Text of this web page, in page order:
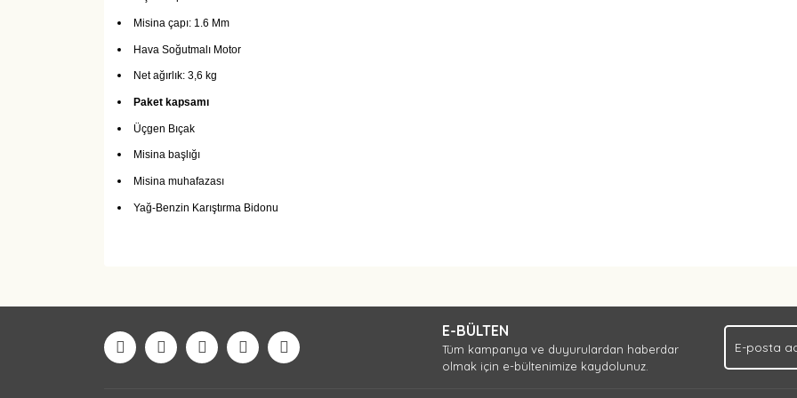
Misina çapı: 1.6 Mm
Hava Soğutmalı Motor
Net ağırlık: 3,6 kg
Paket kapsamı
Üçgen Bıçak
Misina başlığı
Misina muhafazası
Yağ-Benzin Karıştırma Bidonu
Yorum Yaz
E-BÜLTEN
Tüm kampanya ve duyurulardan haberdar
olmak için e-bültenimize kaydolunuz.